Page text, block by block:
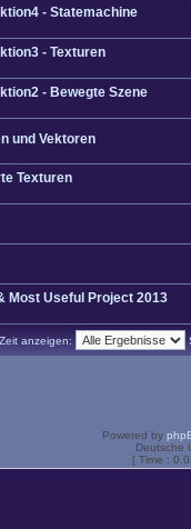
- Statemachine
- Texturen
- Bewegte Szene
und Vektoren
Texturen
Most Useful Project 2013
anzeigen:
Powered by
Deutsche
[ Time :